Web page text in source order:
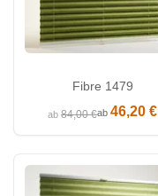
Fibre 1479
ab84,00 €ab46,20 €